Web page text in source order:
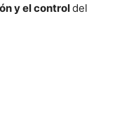
y el controldel